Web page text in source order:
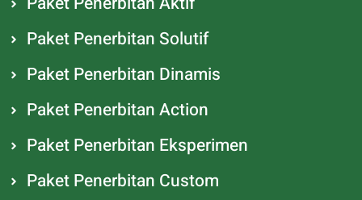
Paket Penerbitan Solutif
Paket Penerbitan Dinamis
Paket Penerbitan Action
Paket Penerbitan Eksperimen
Paket Penerbitan Custom